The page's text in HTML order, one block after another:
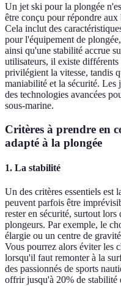
Un jet ski pour la plongée
être conçu pour répondre aux
Cela inclut des
pour l'équipement de
ainsi qu'une stabilité accrue
utilisateurs, il existe différents
privilégient la vitesse, tandis
maniabilité et la sécurité. Les
des technologies avancées
sous-marine.
Critères à prendre en
adapté à la plongée
1. La stabilité
Un des critères essentiels est
peuvent parfois être
rester en sécurité, surtout lors
plongeurs. Par exemple, le
élargie ou un centre de
Vous pourrez alors éviter les
lorsqu'il faut remonter à la
des passionnés de sports
offrir jusqu'à 20% de stabilité